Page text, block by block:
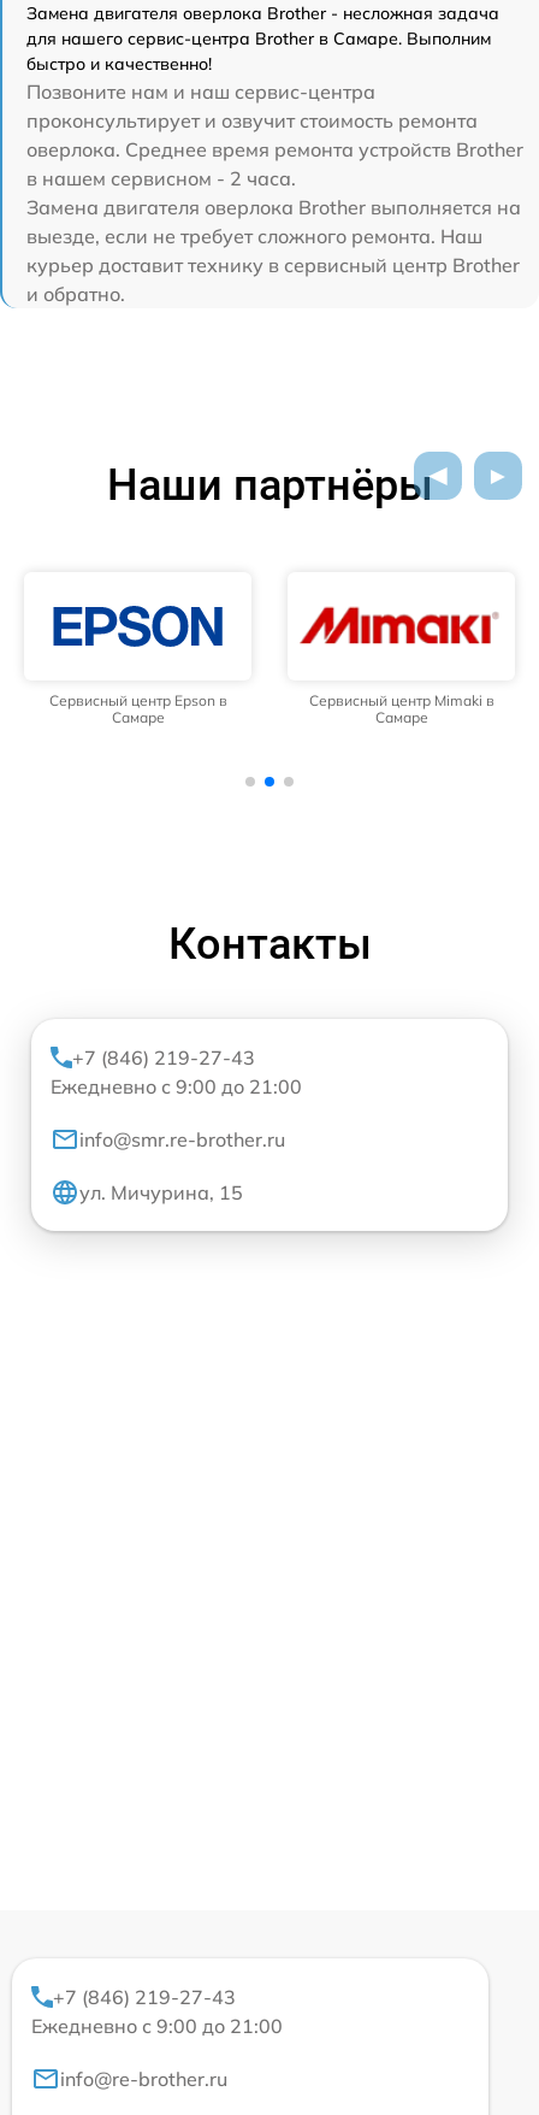
Замена двигателя оверлока Brother - несложная задача
для нашего сервис-центра Brother в Самаре. Выполним
быстро и качественно!
Позвоните нам и наш сервис-центра
проконсультирует и озвучит стоимость ремонта
оверлока. Среднее время ремонта устройств Brother
в нашем сервисном - 2 часа.
Замена двигателя оверлока Brother выполняется на
выезде, если не требует сложного ремонта. Наш
курьер доставит технику в сервисный центр Brother
и обратно.
Наши партнёры
Сервисный центр Epson в
Самаре
Сервисный центр Mimaki в
Самаре
Контакты
+7 (846) 219-27-43
Ежедневно с 9:00 до 21:00
info@smr.re-brother.ru
ул. Мичурина, 15
+7 (846) 219-27-43
Ежедневно с 9:00 до 21:00
info@re-brother.ru